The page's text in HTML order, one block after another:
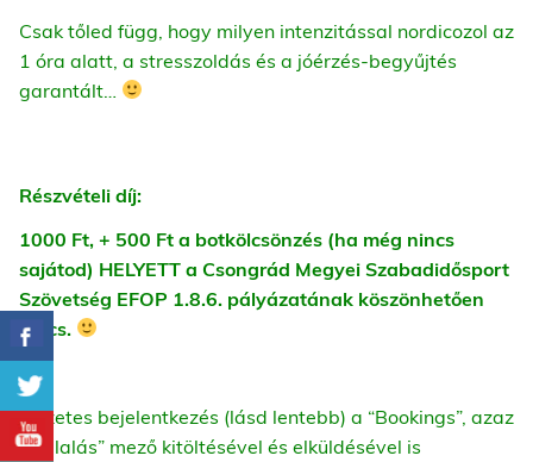
Csak tőled függ, hogy milyen intenzitással nordicozol az
1 óra alatt, a stresszoldás és a jóérzés-begyűjtés
garantált…
Részvételi díj:
1000 Ft, + 500 Ft a botkölcsönzés (ha még nincs
sajátod) HELYETT a Csongrád Megyei Szabadidősport
Szövetség EFOP 1.8.6. pályázatának köszönhetően
nincs.
Előzetes bejelentkezés (lásd lentebb) a “Bookings”, azaz
“foglalás” mező kitöltésével és elküldésével is